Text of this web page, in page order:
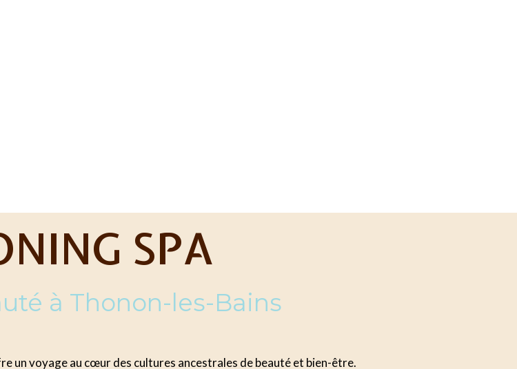
SPA
à Thonon-les-Bains
un voyage au cœur des cultures ancestrales de beauté et bien-être.